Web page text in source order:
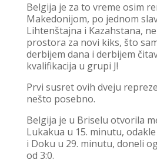
Belgija je za to vreme osim
Makedonijom, po jednom
Lihtenštajna i Kazahstana,
prostora za novi kiks, što
derbijem dana i derbijem
kvalifikacija u grupi J!
Prvi susret ovih dveju
nešto posebno.
Belgija je u Briselu otvorila
Lukakua u 15. minutu,
i Doku u 29. minutu, doneli
od 3:0.